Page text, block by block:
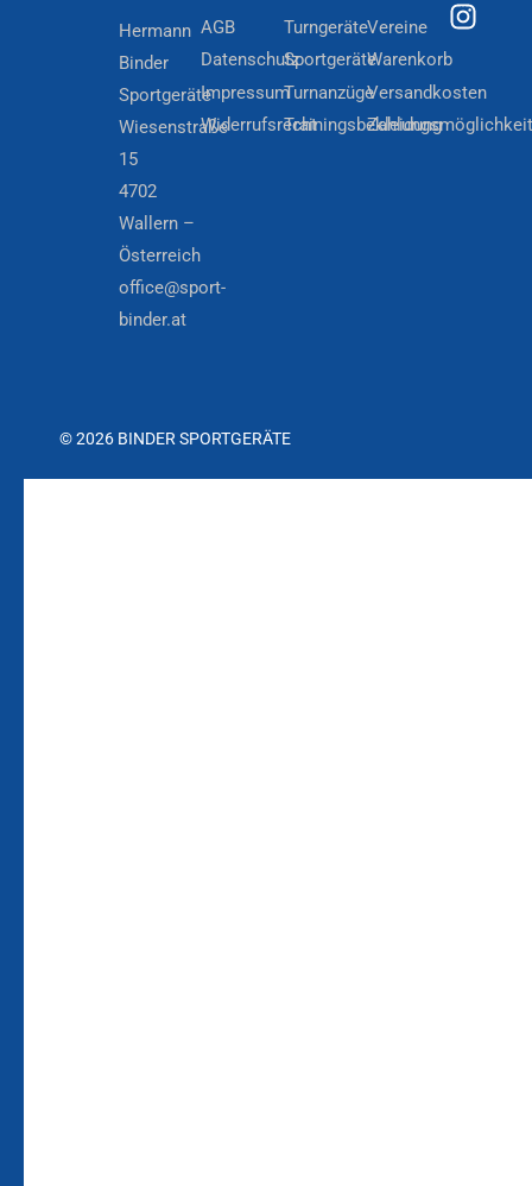
Hermann
Binder
Sportgeräte
Wiesenstraße
15
4702
Wallern –
Österreich
office@sport-
binder.at
AGB
Datenschutz
Impressum
Widerrufsrecht
Turngeräte
Sportgeräte
Turnanzüge
Trainingsbekleidung
Vereine
Warenkorb
Versandkosten
© 2026 BINDER SPORTGERÄTE